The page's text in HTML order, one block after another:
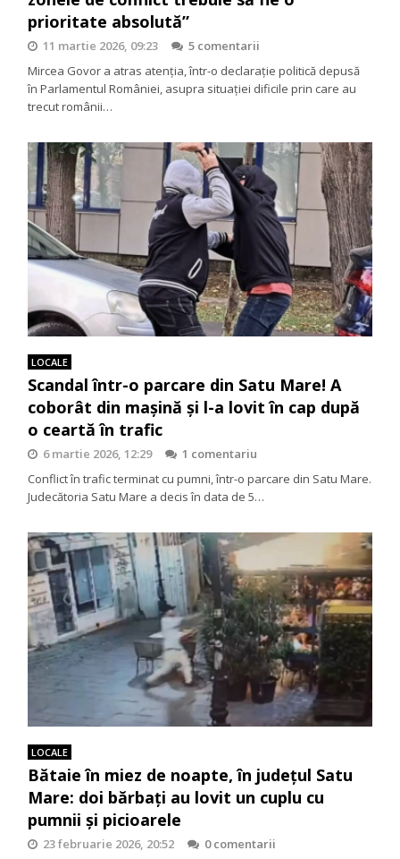
prioritate absolută”
11 martie 2026, 09:23
5 comentarii
Mircea Govor a atras atenția, într-o declarație politică depusă
în Parlamentul României, asupra situației dificile prin care au
trecut românii…
LOCALE
Scandal într-o parcare din Satu Mare! A
coborât din mașină și l-a lovit în cap după
o ceartă în trafic
6 martie 2026, 12:29
1 comentariu
Conflict în trafic terminat cu pumni, într-o parcare din Satu Mare.
Judecătoria Satu Mare a decis în data de 5…
LOCALE
Bătaie în miez de noapte, în județul Satu
Mare: doi bărbați au lovit un cuplu cu
pumnii și picioarele
23 februarie 2026, 20:52
0 comentarii